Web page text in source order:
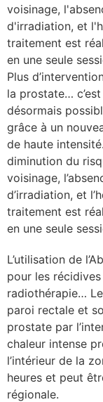
santé
au CHU
& patrimoine
écologique
CONNECTÉ
voisinage,
d'irradiation, et
traitement est
en une seule
Plus
la prostate…
désormais
grâce à un
de haute
diminution du
voisinage,
d’irradiation, et
traitement est
en une seule
L’utilisation de
pour les
radiothérapie…
paroi rectale et
prostate par
chaleur intense
l’intérieur de la
heures et peut
régionale.